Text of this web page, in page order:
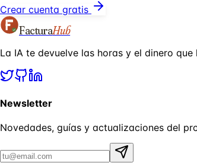
Crear cuenta gratis
FacturaHub
La IA te devuelve las horas y el dinero
Newsletter
Novedades, guías y actualizaciones del